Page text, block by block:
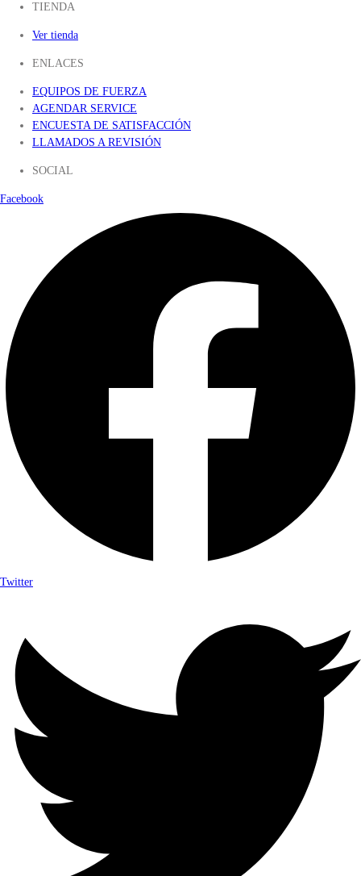
TIENDA
Ver tienda
ENLACES
EQUIPOS DE FUERZA
AGENDAR SERVICE
ENCUESTA DE SATISFACCIÓN
LLAMADOS A REVISIÓN
SOCIAL
Facebook
Twitter